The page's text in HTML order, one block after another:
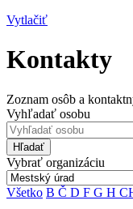
Vytlačiť
Kontakty
Zoznam osôb a
Vyhľadať osobu
Hľadať
Vybrať organizáciu
Všetko B Č D F G H